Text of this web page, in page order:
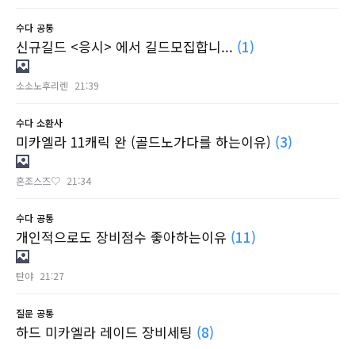
수다 공통
신규길드 <응시> 에서 길드모집합니... (1)
소소노후리렌 21:39
수다 소환사
미카엘라 11캐릭 완 (골드노가다를 하는이유) (3)
혼조스즈♡ 21:34
수다 공통
개인적으로도 장비점수 좋아하는이유 (11)
탄야 21:27
질문 공통
하드 미카엘라 레이드 장비세팅 (8)